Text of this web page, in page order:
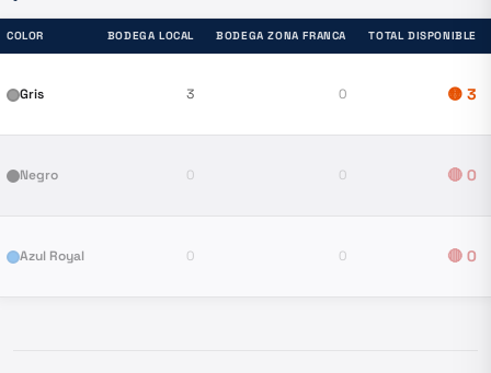
COLOR BODEGA LOCAL BODEGA ZONA FRANCA TOTAL DISPONIBLE
Gris 3 0 🟡 3
Negro 0 0 🔴 0
Azul Royal 0 0 🔴 0